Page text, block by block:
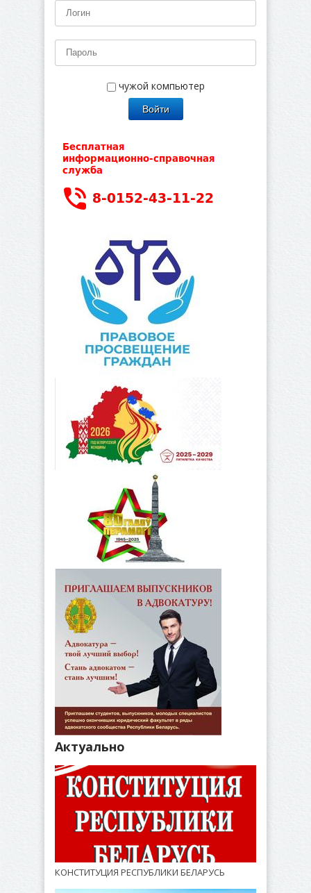
чужой компьютер
Актуально
КОНСТИТУЦИЯ РЕСПУБЛИКИ БЕЛАРУСЬ